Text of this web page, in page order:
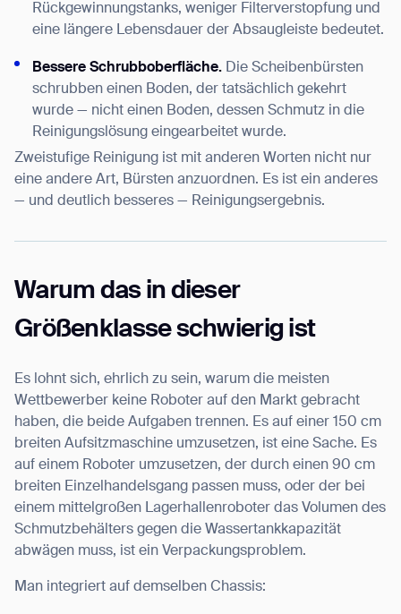
Rückgewinnungstanks, weniger Filterverstopfung und
eine längere Lebensdauer der Absaugleiste bedeutet.
Bessere Schrubboberfläche. Die Scheibenbürsten
schrubben einen Boden, der tatsächlich gekehrt
wurde — nicht einen Boden, dessen Schmutz in die
Reinigungslösung eingearbeitet wurde.
Zweistufige Reinigung ist mit anderen Worten nicht nur
eine andere Art, Bürsten anzuordnen. Es ist ein anderes
— und deutlich besseres — Reinigungsergebnis.
Warum das in dieser
Größenklasse schwierig ist
Es lohnt sich, ehrlich zu sein, warum die meisten
Wettbewerber keine Roboter auf den Markt gebracht
haben, die beide Aufgaben trennen. Es auf einer 150 cm
breiten Aufsitzmaschine umzusetzen, ist eine Sache. Es
auf einem Roboter umzusetzen, der durch einen 90 cm
breiten Einzelhandelsgang passen muss, oder der bei
einem mittelgroßen Lagerhallenroboter das Volumen des
Schmutzbehälters gegen die Wassertankkapazität
abwägen muss, ist ein Verpackungsproblem.
Man integriert auf demselben Chassis: